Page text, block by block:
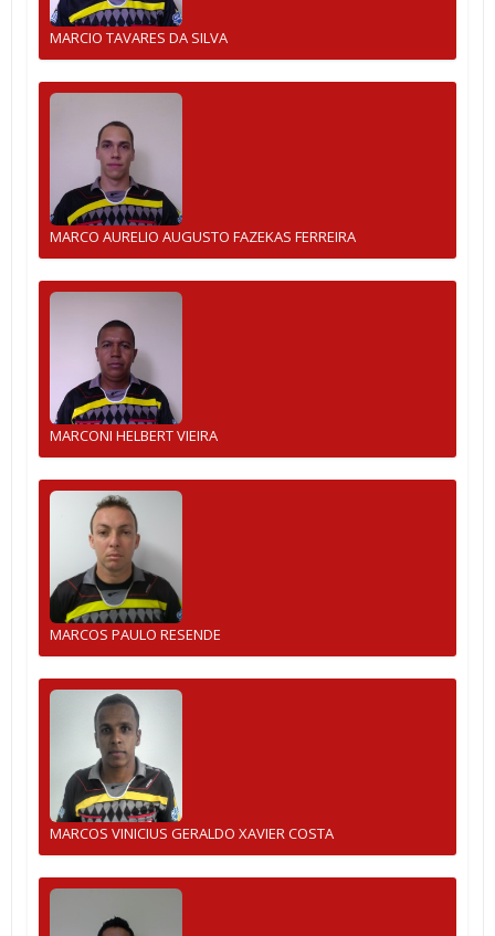
MARCIO TAVARES DA SILVA
MARCO AURELIO AUGUSTO FAZEKAS FERREIRA
MARCONI HELBERT VIEIRA
MARCOS PAULO RESENDE
MARCOS VINICIUS GERALDO XAVIER COSTA